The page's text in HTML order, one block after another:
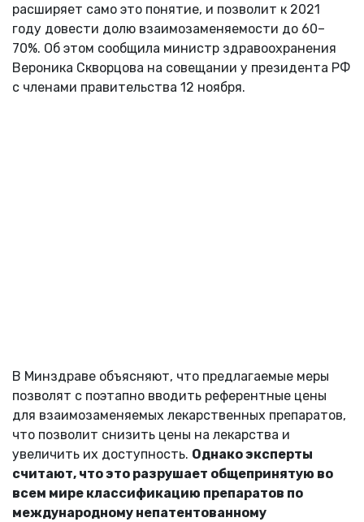
расширяет само это понятие, и позволит к 2021
году довести долю взаимозаменяемости до 60–
70%. Об этом сообщила министр здравоохранения
Вероника Скворцова на совещании у президента РФ
с членами правительства 12 ноября.
В Минздраве объясняют, что предлагаемые меры
позволят с поэтапно вводить референтные цены
для взаимозаменяемых лекарственных препаратов,
что позволит снизить цены на лекарства и
увеличить их доступность. Однако эксперты
считают, что это разрушает общепринятую во
всем мире классификацию препаратов по
международному непатентованному